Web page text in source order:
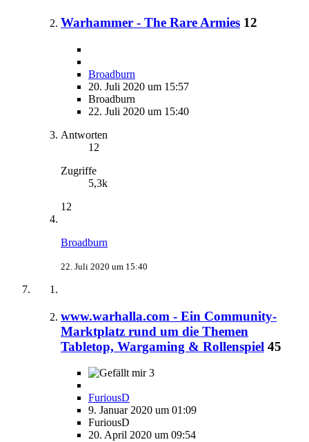
Warhammer - The Rare Armies 12
Broadburn
20. Juli 2020 um 15:57
Broadburn
22. Juli 2020 um 15:40
Antworten
12
Zugriffe
5,3k
12
Broadburn
22. Juli 2020 um 15:40
www.warhalla.com - Ein Community-
Marktplatz rund um die Themen
Tabletop, Wargaming & Rollenspiel 45
3
FuriousD
9. Januar 2020 um 01:09
FuriousD
20. April 2020 um 09:54